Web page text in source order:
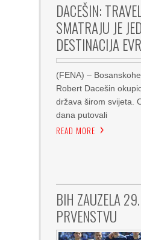
DACEŠIN:
SMATRAJU JE
DESTINACIJA
(FENA) –
Robert Dacešin
država širom svijeta.
dana putovali
READ MORE
BIH ZAUZELA
PRVENSTVU